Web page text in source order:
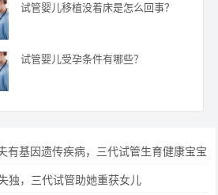
试管婴儿移植没着床是怎么回事？
试管婴儿受孕条件有哪些？
有基因遗传疾病，三代试管生育健康宝宝
独，三代试管助她重获女儿